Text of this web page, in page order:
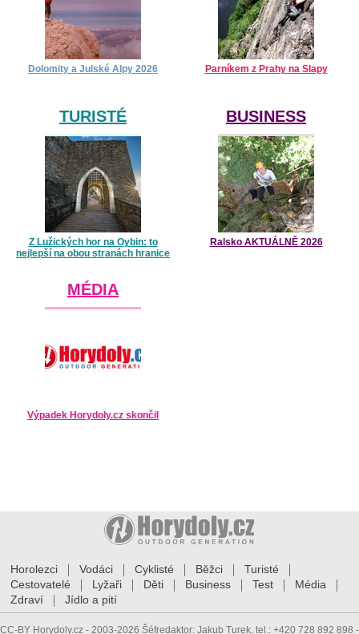
Dolomity a Julské Alpy 2026 Parníkem z Prahy na Slapy
TURISTÉ
Z Lužických hor na Oybin: to
nejlepší na obou stranách hranice
BUSINESS
Ralsko AKTUÁLNĚ 2026
MÉDIA
Výpadek Horydoly.cz skončil
Horolezci Vodáci Cyklisté Běžci
Turisté
Cestovatelé
Lyžaři Děti Business Test
Média
Zdraví
Jídlo a pití
CC-BY Horydoly.cz - 2003-2026 Šéfredaktor: Jakub Turek , tel.: +420 728 892 898 -